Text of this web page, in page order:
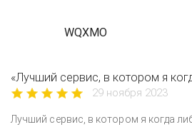
WQXMO
«Лучший сервис, в котором я
29 ноября 2023
Лучший сервис, в котором я когда